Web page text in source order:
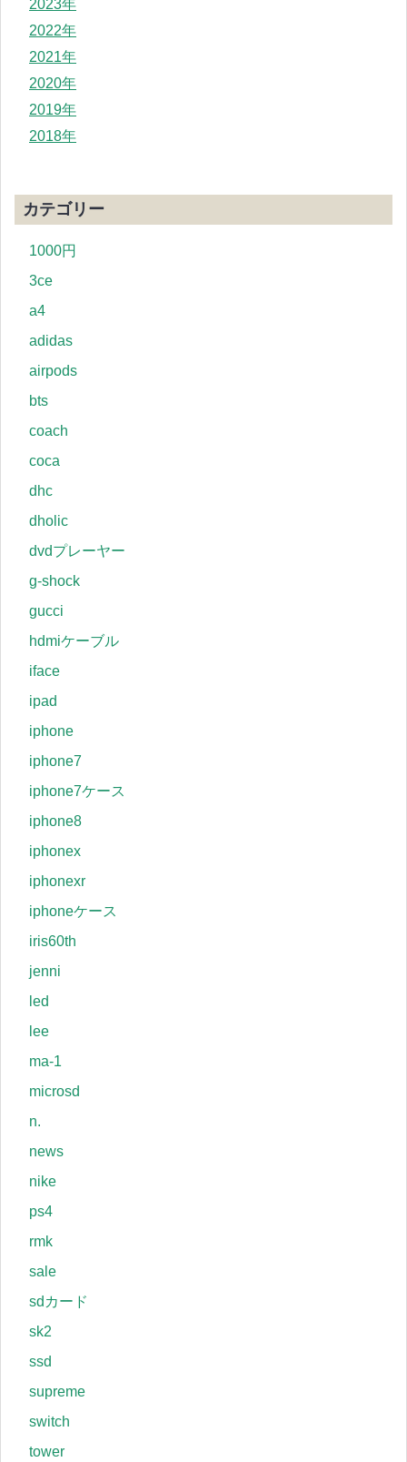
2023年
2022年
2021年
2020年
2019年
2018年
カテゴリー
1000円
3ce
a4
adidas
airpods
bts
coach
coca
dhc
dholic
dvdプレーヤー
g-shock
gucci
hdmiケーブル
iface
ipad
iphone
iphone7
iphone7ケース
iphone8
iphonex
iphonexr
iphoneケース
iris60th
jenni
led
lee
ma-1
microsd
n.
news
nike
ps4
rmk
sale
sdカード
sk2
ssd
supreme
switch
tower